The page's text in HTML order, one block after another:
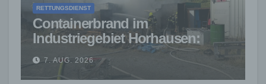
RETTUNGSDIENST
Containerbrand im
Industriegebiet Horhausen:
Feuerwehr verhindert weitere
Ausbreitung
7. AUG. 2026